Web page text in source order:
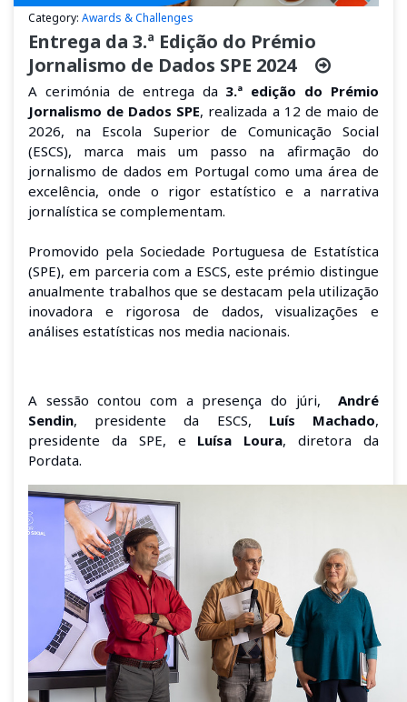
Category: Awards & Challenges
Entrega da 3.ª Edição do Prémio
Jornalismo de Dados SPE 2024
A cerimónia de entrega da 3.ª edição do Prémio
Jornalismo de Dados SPE, realizada a 12 de maio de
2026, na Escola Superior de Comunicação Social
(ESCS), marca mais um passo na afirmação do
jornalismo de dados em Portugal como uma área de
excelência, onde o rigor estatístico e a narrativa
jornalística se complementam.
Promovido pela Sociedade Portuguesa de Estatística
(SPE), em parceria com a ESCS, este prémio distingue
anualmente trabalhos que se destacam pela utilização
inovadora e rigorosa de dados, visualizações e
análises estatísticas nos media nacionais.
A sessão contou com a presença do júri, André
Sendin, presidente da ESCS, Luís Machado,
presidente da SPE, e Luísa Loura, diretora da
Pordata.